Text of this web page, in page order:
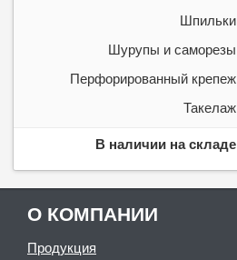
Шпильки
Шурупы и саморезы
Перфорированный крепеж
Такелаж
В наличии на складе
О КОМПАНИИ
Продукция